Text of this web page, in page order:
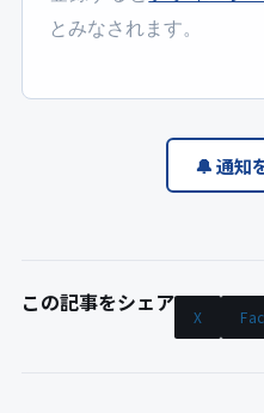
とみなされます。
🔔 通知
この記事をシェア X